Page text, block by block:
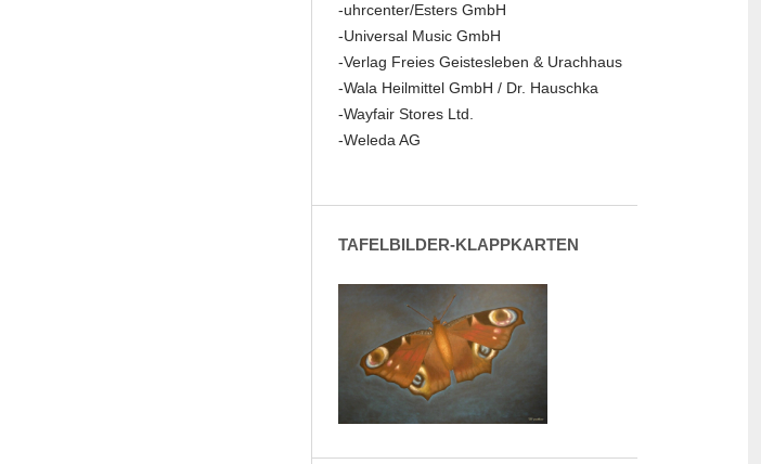
-uhrcenter/Esters GmbH
-Universal Music GmbH
-Verlag Freies Geistesleben & Urachhaus
-Wala Heilmittel GmbH / Dr. Hauschka
-Wayfair Stores Ltd.
-Weleda AG
TAFELBILDER-KLAPPKARTEN